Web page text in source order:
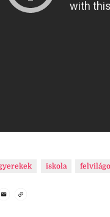
iskola